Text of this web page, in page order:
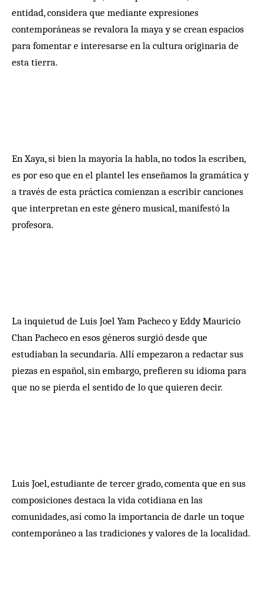
entidad, considera que mediante expresiones
contemporáneas se revalora la maya y se crean espacios
para fomentar e interesarse en la cultura originaria de
esta tierra.
En Xaya, si bien la mayoría la habla, no todos la escriben,
es por eso que en el plantel les enseñamos la gramática y
a través de esta práctica comienzan a escribir canciones
que interpretan en este género musical, manifestó la
profesora.
La inquietud de Luis Joel Yam Pacheco y Eddy Mauricio
Chan Pacheco en esos géneros surgió desde que
estudiaban la secundaria. Allí empezaron a redactar sus
piezas en español, sin embargo, prefieren su idioma para
que no se pierda el sentido de lo que quieren decir.
Luis Joel, estudiante de tercer grado, comenta que en sus
composiciones destaca la vida cotidiana en las
comunidades, así como la importancia de darle un toque
contemporáneo a las tradiciones y valores de la localidad.